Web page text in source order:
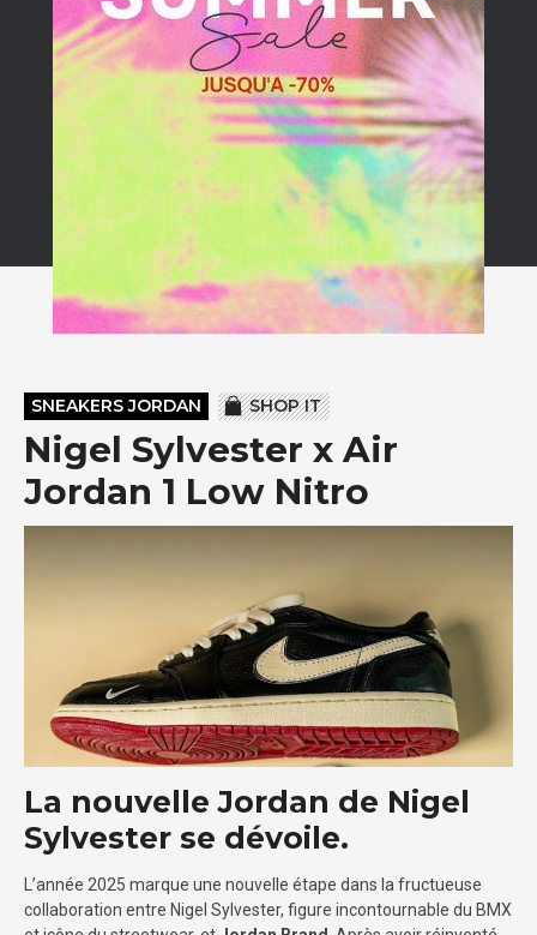
SNEAKERS JORDAN SHOP IT
Nigel Sylvester x Air
Jordan 1 Low Nitro
La nouvelle Jordan de Nigel
Sylvester se dévoile.
L’année 2025 marque une nouvelle étape dans la fructueuse
collaboration entre Nigel Sylvester, figure incontournable du BMX